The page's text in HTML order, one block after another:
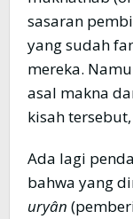
sasaran
yang sudah
mereka.
asal makna
kisah
Ada lagi
bahwa yang
uryân